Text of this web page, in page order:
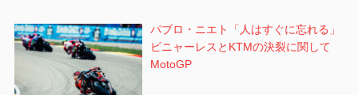
パブロ・ニエト「人はすぐに忘れる」
ビニャーレスとKTMの決裂に関して
MotoGP